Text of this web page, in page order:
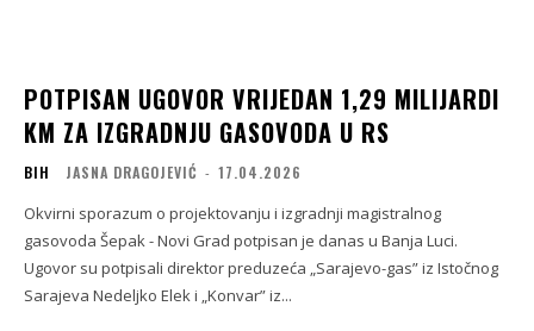
POTPISAN UGOVOR VRIJEDAN 1,29 MILIJARDI
KM ZA IZGRADNJU GASOVODA U RS
BIH JASNA DRAGOJEVIĆ - 17.04.2026
Okvirni sporazum o projektovanju i izgradnji magistralnog
gasovoda Šepak - Novi Grad potpisan je danas u Banja Luci.
Ugovor su potpisali direktor preduzeća „Sarajevo-gas” iz Istočnog
Sarajeva Nedeljko Elek i „Konvar” iz...